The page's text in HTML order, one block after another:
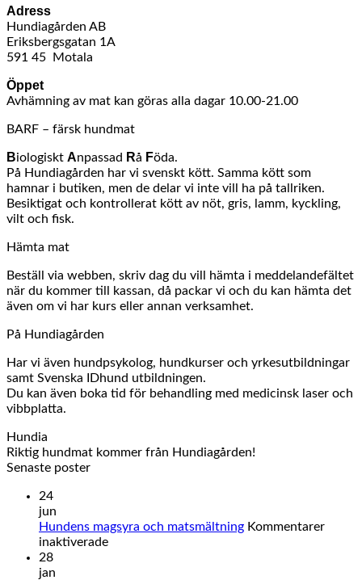
Adress
Hundiagården AB
Eriksbergsgatan 1A
591 45 Motala
Öppet
Avhämning av mat kan göras alla dagar 10.00-21.00
BARF – färsk hundmat
Biologiskt Anpassad Rå Föda.
På Hundiagården har vi svenskt kött. Samma kött som
hamnar i butiken, men de delar vi inte vill ha på tallriken.
Besiktigat och kontrollerat kött av nöt, gris, lamm, kyckling,
vilt och fisk.
Hämta mat
Beställ via webben, skriv dag du vill hämta i meddelandefältet
när du kommer till kassan, då packar vi och du kan hämta det
även om vi har kurs eller annan verksamhet.
På Hundiagården
Har vi även hundpsykolog, hundkurser och yrkesutbildningar
samt Svenska IDhund utbildningen.
Du kan även boka tid för behandling med medicinsk laser och
vibbplatta.
Hundia
Riktig hundmat kommer från Hundiagården!
Senaste poster
24
jun
Hundens magsyra och matsmältning Kommentarer
inaktiveradeför
28
jan